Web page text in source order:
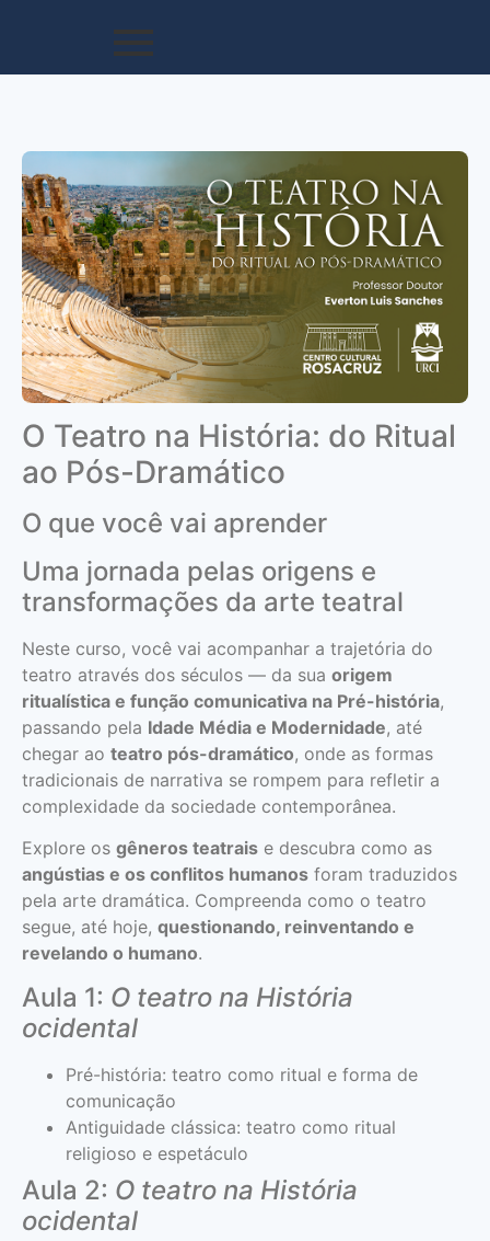
O Teatro na História: do Ritual
ao Pós-Dramático
O que você vai aprender
Uma jornada pelas origens e
transformações da arte teatral
Neste curso, você vai acompanhar a trajetória do
teatro através dos séculos — da sua origem
ritualística e função comunicativa na Pré-história,
passando pela Idade Média e Modernidade, até
chegar ao teatro pós-dramático, onde as formas
tradicionais de narrativa se rompem para refletir a
complexidade da sociedade contemporânea.
Explore os gêneros teatrais e descubra como as
angústias e os conflitos humanos foram traduzidos
pela arte dramática. Compreenda como o teatro
segue, até hoje, questionando, reinventando e
revelando o humano.
Aula 1: O teatro na História
ocidental
Pré-história: teatro como ritual e forma de
comunicação
Antiguidade clássica: teatro como ritual
religioso e espetáculo
Aula 2: O teatro na História
ocidental